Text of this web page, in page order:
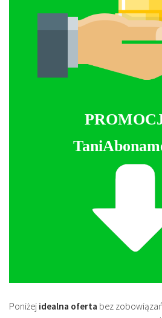
Poniżej idealna oferta bez